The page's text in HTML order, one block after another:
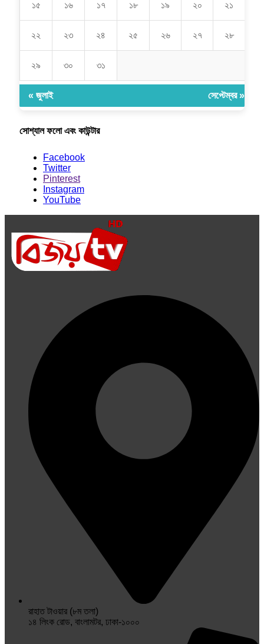
১৫ ১৬ ১৭ ১৮ ১৯ ২০ ২১
২২ ২৩ ২৪ ২৫ ২৬ ২৭ ২৮
২৯ ৩০ ৩১
« জুলাই সেপ্টেম্বর »
সোশ্যাল ফলো এবং কাউন্টার
Facebook
Twitter
Pinterest
Instagram
YouTube
রাহাত টাওয়ার (৮ম তলা)
১৪ লিংক রোড, বাংলামটর, ঢাকা-১০০০